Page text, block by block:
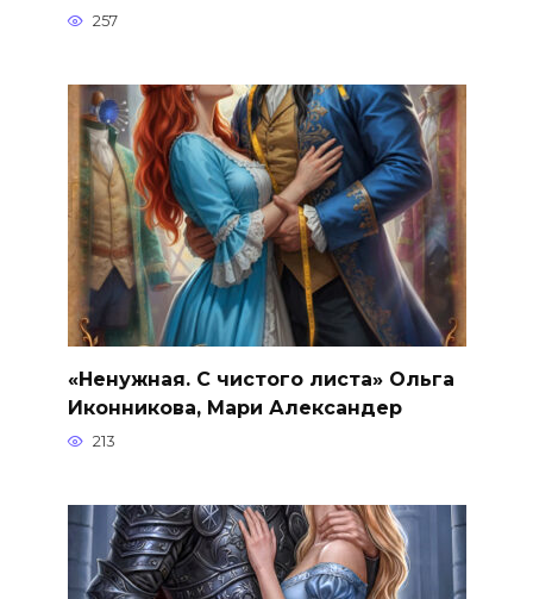
257
«Ненужная. С чистого листа» Ольга
Иконникова, Мари Александер
213